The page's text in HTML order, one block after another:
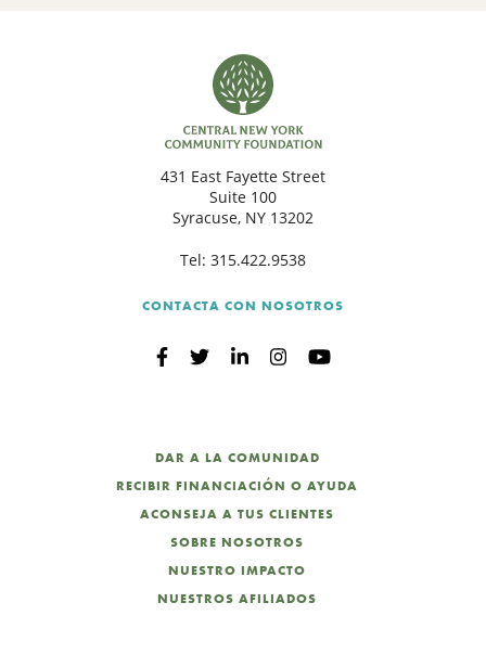
431 East Fayette Street
Suite 100
Syracuse, NY 13202
Tel: 315.422.9538
CONTACTA CON NOSOTROS
DAR A LA COMUNIDAD
RECIBIR FINANCIACIÓN O AYUDA
ACONSEJA A TUS CLIENTES
SOBRE NOSOTROS
NUESTRO IMPACTO
NUESTROS AFILIADOS